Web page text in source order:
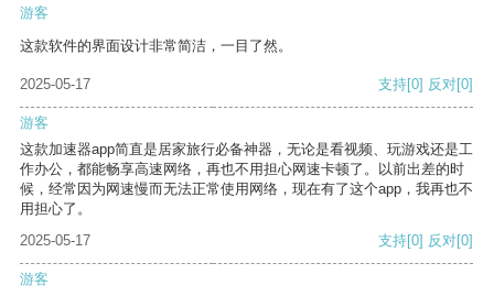
游客
这款软件的界面设计非常简洁，一目了然。
2025-05-17 支持[0] 反对[0]
游客
这款加速器app简直是居家旅行必备神器，无论是看视频、玩游戏还是工
作办公，都能畅享高速网络，再也不用担心网速卡顿了。以前出差的时
候，经常因为网速慢而无法正常使用网络，现在有了这个app，我再也不
用担心了。
2025-05-17
支持[0] 反对[0]
游客